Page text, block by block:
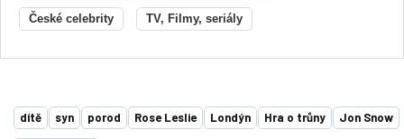
České celebrity TV, Filmy, seriály
dítě syn porod Rose Leslie Londýn Hra o trůny Jon Snow